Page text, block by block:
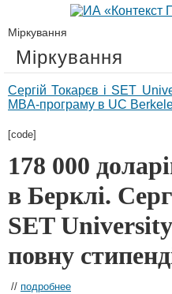
Міркування
Міркування
Сергій Токарєв і SET
MBA-програму в UC
[code]
178 000
в Берклі.
SET
повну
// подробнее